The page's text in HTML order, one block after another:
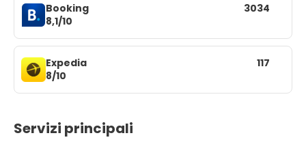
Booking
8,1/10
3034
Expedia
8/10
117
Servizi principali